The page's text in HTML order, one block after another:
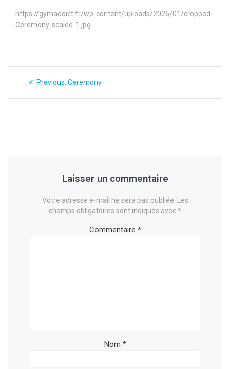
https://gymaddict.fr/wp-content/uploads/2026/01/cropped-
Ceremony-scaled-1.jpg
Navigation
de
Previous: Previous
Ceremony
Laisser un commentaire
Votre adresse e-mail ne sera pas publiée. Les
champs obligatoires sont indiqués avec*
Commentaire *
Nom *